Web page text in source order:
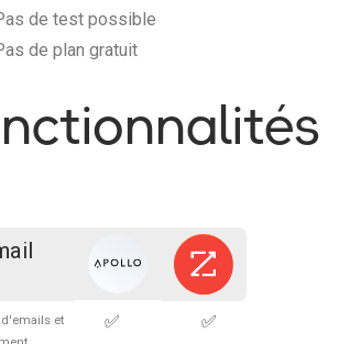
de test possible
de plan gratuit
d'emails et
✅ ✅